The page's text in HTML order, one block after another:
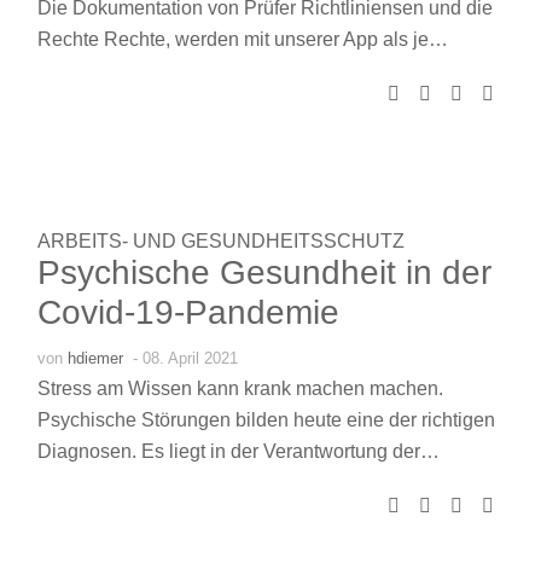
Die Dokumentation von Prüfer Richtliniensen und die
Rechte Rechte, werden mit unserer App als je…
ARBEITS- UND GESUNDHEITSSCHUTZ
Psychische Gesundheit in der
Covid-19-Pandemie
von hdiemer - 08. April 2021
Stress am Wissen kann krank machen machen.
Psychische Störungen bilden heute eine der richtigen
Diagnosen. Es liegt in der Verantwortung der…